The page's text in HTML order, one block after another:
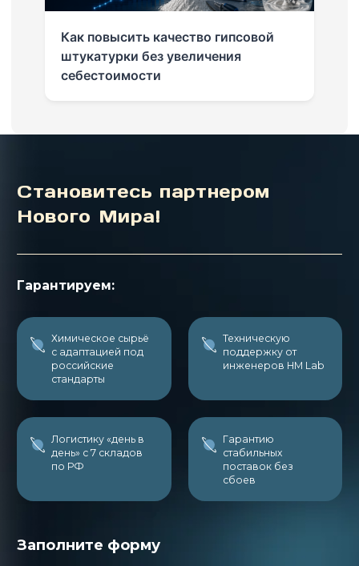
Как повысить качество гипсовой
штукатурки без увеличения
себестоимости
Становитесь партнером
Нового Мира!
Гарантируем:
Химическое сырьё
с адаптацией под
российские
стандарты
Техническую
поддержку от
инженеров НМ Lab
Логистику «день в
день» с 7 складов
по РФ
Гарантию
стабильных
поставок без
сбоев
Заполните форму